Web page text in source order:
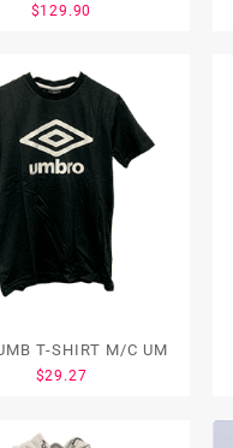
Court Legacy Lift
$129.90
CMC UMB T-SHIRT M/C UM
$29.27